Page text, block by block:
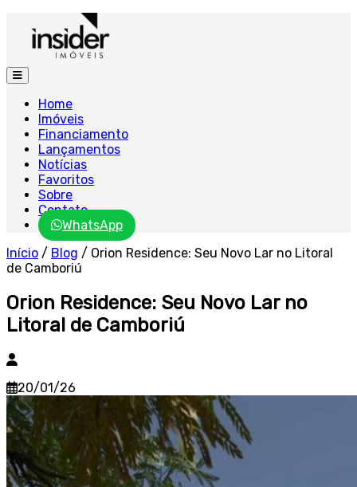
Home
Imóveis
Financiamento
Lançamentos
Notícias
Favoritos
Sobre
Contato
WhatsApp
Início / Blog / Orion Residence: Seu Novo Lar no Litoral
de Camboriú
Orion Residence: Seu Novo Lar no
Litoral de Camboriú
20/01/26